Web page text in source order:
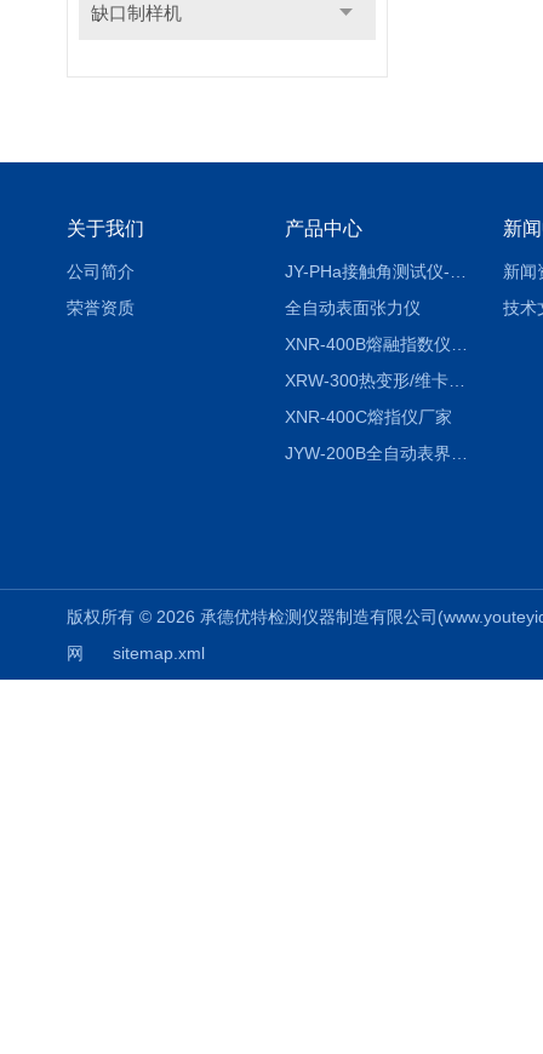
缺口制样机
关于我们
公司简介
荣誉资质
产品中心
全自动表面张力仪
XRW-300热变形/维卡软化点温度测定仪
XNR-400C熔指仪厂家
新
新闻
技术
版权所有 © 2026 承德优特检测仪器制造有限公司
网
sitemap.xml